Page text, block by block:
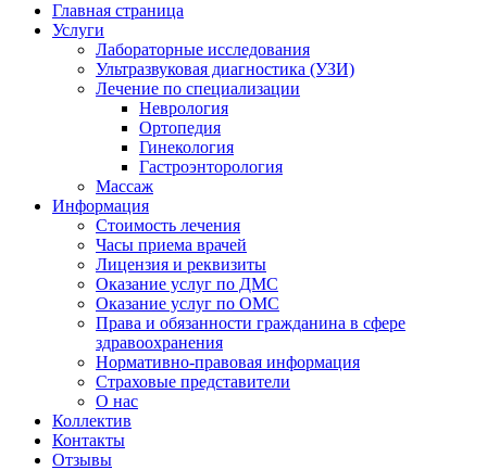
Главная страница
Услуги
Лабораторные исследования
Ультразвуковая диагностика (УЗИ)
Лечение по специализации
Неврология
Ортопедия
Гинекология
Гастроэнторология
Массаж
Информация
Стоимость лечения
Часы приема врачей
Лицензия и реквизиты
Оказание услуг по ДМС
Оказание услуг по ОМС
Права и обязанности гражданина в сфере
здравоохранения
Нормативно-правовая информация
Страховые представители
О нас
Коллектив
Контакты
Отзывы